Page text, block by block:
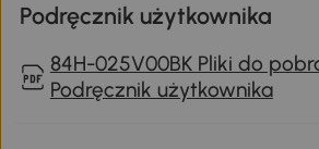
Podręcznik użytkownika
84H-025V00BK Pliki do
Podręcznik użytkownika